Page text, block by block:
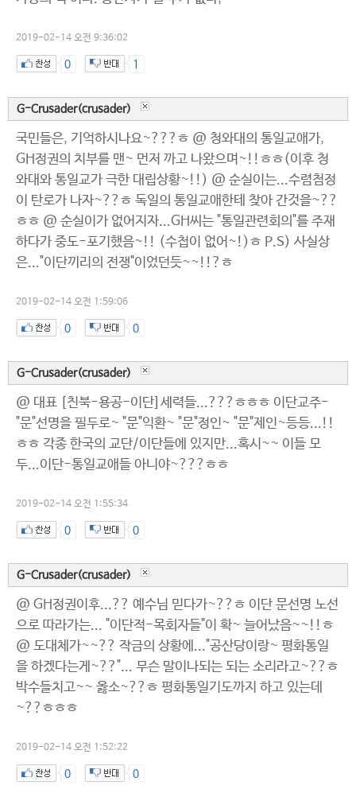
2019-02-14 오전 9:36:02
0 1
G-Crusader(crusader)
국민들은, 기억하시나요~???ㅎ @ 청와대의 통일교애가,
GH정권의 치부를 맨~ 먼저 까고 나왔으며~!!ㅎㅎ(이후 청
와대와 통일교가 극한 대립상황~!!) @ 순실이는...수렴첨정
이 탄로가 나자~??ㅎ 독일의 통일교애한테 찾아 간것을~??
ㅎㅎ @ 순실이가 없어지자...GH씨는 "통일관련회의"를 주재
하다가 중도-포기했음~!! (수첩이 없어~!)ㅎ P.S) 사실상
은..."이단끼리의 전쟁"이었던듯~~!!?ㅎ
2019-02-14 오전 1:59:06
0 0
G-Crusader(crusader)
@ 대표 [친북-용공-이단]세력들...???ㅎㅎㅎ 이단교주-
"문"선명을 필두로~ "문"익환~ "문"정인~ "문"제인~등등...!!
ㅎㅎ 각종 한국의 교단/이단들에 있지만...혹시~~ 이들 모
두...이단-통일교애들 아니야~???ㅎㅎ
2019-02-14 오전 1:55:34
0 0
G-Crusader(crusader)
@ GH정권이후...?? 예수님 믿다가~??ㅎ 이단 문선명 노선
으로 따라가는... "이단적-목회자들"이 확~ 늘어났음~~!!ㅎ
@ 도대체가~~?? 작금의 상황에..."공산당이랑~ 평화통일
을 하겠다는게~??"... 무슨 말이나되는 되는 소리라고~??ㅎ
박수들치고~~ 옳소~??ㅎ 평화통일기도까지 하고 있는데
~??ㅎㅎㅎ
2019-02-14 오전 1:52:22
0 0